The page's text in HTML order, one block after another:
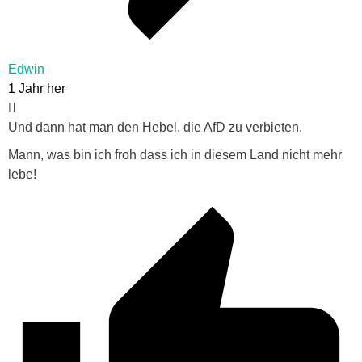
Edwin
1 Jahr her
Und dann hat man den Hebel, die AfD zu verbieten.
Mann, was bin ich froh dass ich in diesem Land nicht mehr
lebe!